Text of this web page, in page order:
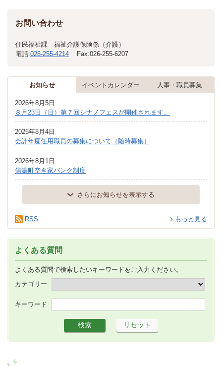
お問い合わせ
住民福祉課 福祉介護保険係（介護）
電話:026-255-4214 Fax:026-255-6207
お知らせ イベントカレンダー 人事・職員募集
2026年8月5日
８月23日（日）第７回シナノフェスが開催されます。
2026年8月4日
会計年度任用職員の募集について（随時募集）
2026年8月1日
信濃町空き家バンク制度
さらにお知らせを表示する
もっと見る
RSS
よくある質問
よくある質問で検索したいキーワードをご入力ください。
カテゴリー
キーワード